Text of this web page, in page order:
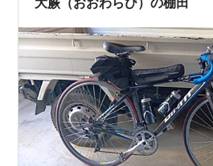
るのかな？ 夏には美味しい名水…